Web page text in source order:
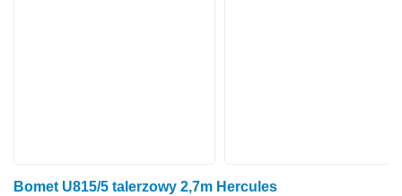
Bomet U815/5 talerzowy 2,7m Hercules